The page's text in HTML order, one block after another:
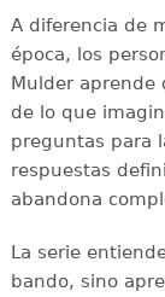
A diferencia de
época, los
Mulder aprende
de lo que
preguntas para
respuestas
abandona
La serie
bando, sino